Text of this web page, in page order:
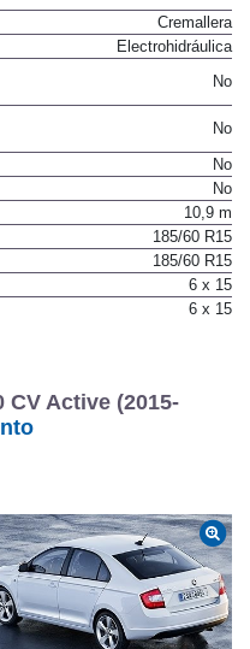
Cremallera
Electrohidráulica
No
No
No
No
10,9 m
185/60 R15
185/60 R15
6 x 15
6 x 15
CV Active (2015-